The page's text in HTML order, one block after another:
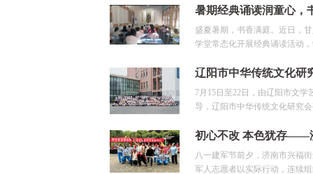
盛夏暑期，书香满庭。近日，
学堂常态化开展经典诵读活动
7月15日至22日，由辽阳市文学
导，辽阳市中华传统文化研究
八一建军节前夕，济南市兴福
军人志愿者以实际行动，连续